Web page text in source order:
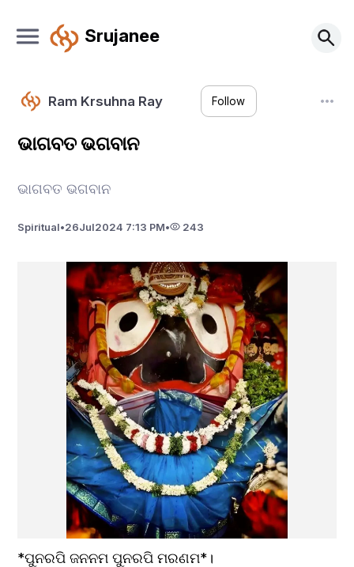
Srujanee
Ram Krsuhna Ray Follow
ଭାଗବତ ଭଗବାନ
ଭାଗବତ ଭଗବାନ
Spiritual•26Jul2024 7:13 PM• 243
*ପୁନରପି ଜନନମ ପୁନରପି ମରଣମ*।